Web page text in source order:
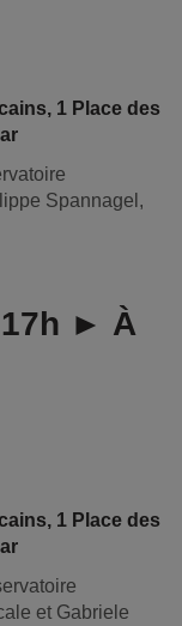
1 Place des
Spannagel,
► À
1 Place des
et Gabriele